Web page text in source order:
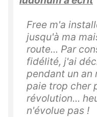
Free m'a
jusqu'à ma
route... Par
fidélité, j'ai
pendant un an
paie trop cher
révolution...
n'évolue pas !